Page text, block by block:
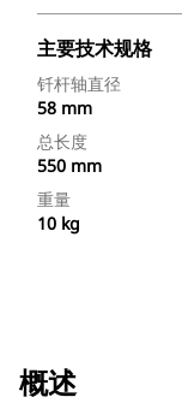
主要技术规格
钎杆轴直径
58 mm
总长度
550 mm
重量
10 kg
概述